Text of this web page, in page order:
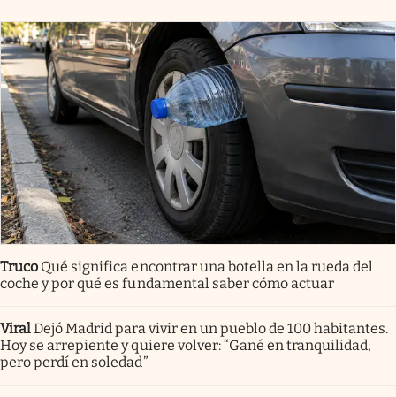
Truco Qué significa encontrar una botella en la rueda del
coche y por qué es fundamental saber cómo actuar
ViralDejó Madrid para vivir en un pueblo de 100 habitantes.
Hoy se arrepiente y quiere volver: “Gané en tranquilidad,
pero perdí en soledad”